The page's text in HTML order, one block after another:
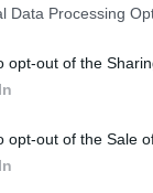
Data Processing
opt-out of the
opt-out of the Sale
–